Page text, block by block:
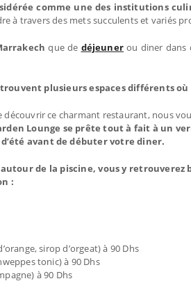
comme une des institutions
à travers des mets succulents et variés
que de déjeuner ou diner dans
plusieurs espaces différents
découvrir ce charmant restaurant, nous
Lounge se prête tout à fait à un
avant de débuter votre diner.
de la piscine, vous y retrouverez
:
sirop d’orgeat) à 90 Dhs
tonic) à 90 Dhs
à 90 Dhs